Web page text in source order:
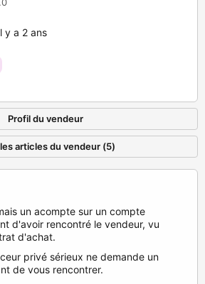
y a 2 ans
Profil du vendeur
articles du vendeur (5)
un acompte sur un compte
d'avoir rencontré le vendeur, vu
d'achat.
privé sérieux ne demande un
de vous rencontrer.